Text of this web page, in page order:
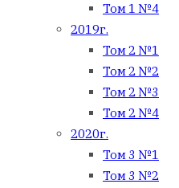
Том 1 №4
2019г.
Том 2 №1
Том 2 №2
Том 2 №3
Том 2 №4
2020г.
Том 3 №1
Том 3 №2